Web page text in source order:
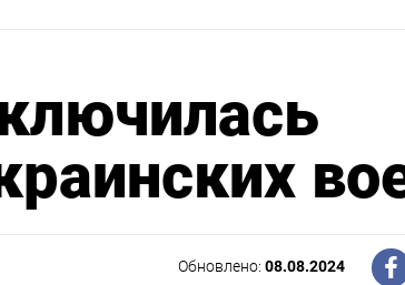
Обновлено:08.08.2024